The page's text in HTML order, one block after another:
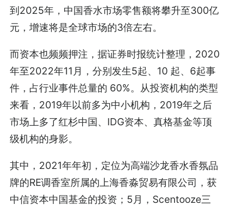
到2025年，中国香水市场零售额将攀升至300亿
元，增速将是全球市场的3倍左右。
而资本也频频押注，据证券时报统计整理，2020
年至2022年11月，分别发生5起、10 起、6起事
件，占行业事件总量的 60%。从投资机构的类型
来看，2019年以前多为中小机构，2019年之后
市场上多了红杉中国、IDG资本、真格基金等顶
级机构的身影。
其中，2021年年初，定位为高端沙龙香水香氛品
牌的RE调香室所属的上海香淼贸易有限公司，获
中信资本中国基金的投资；5月，Scentooze三